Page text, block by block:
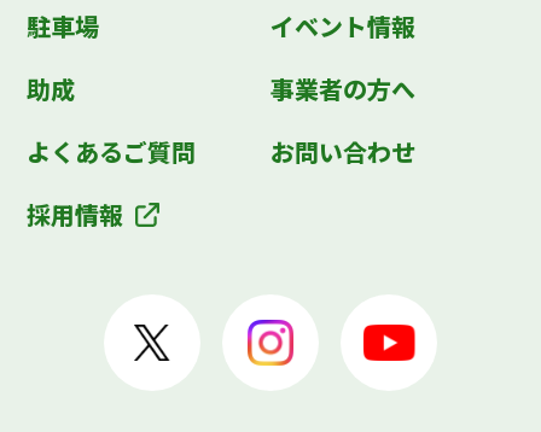
駐車場
イベント情報
助成
事業者の方へ
よくあるご質問
お問い合わせ
採用情報